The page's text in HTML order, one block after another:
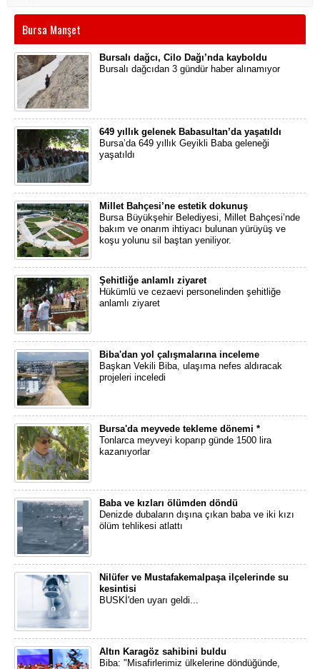
Bursa Manşet
Bursalı dağcı, Cilo Dağı’nda kayboldu
Bursalı dağcıdan 3 gündür haber alınamıyor
649 yıllık gelenek Babasultan’da yaşatıldı
Bursa’da 649 yıllık Geyikli Baba geleneği
yaşatıldı
Millet Bahçesi’ne estetik dokunuş
Bursa Büyükşehir Belediyesi, Millet Bahçesi’nde
bakım ve onarım ihtiyacı bulunan yürüyüş ve
koşu yolunu sil baştan yeniliyor.
Şehitliğe anlamlı ziyaret
Hükümlü ve cezaevi personelinden şehitliğe
anlamlı ziyaret
Biba'dan yol çalışmalarına inceleme
Başkan Vekili Biba, ulaşıma nefes aldıracak
projeleri inceledi
Bursa'da meyvede tekleme dönemi *
Tonlarca meyveyi koparıp günde 1500 lira
kazanıyorlar
Baba ve kızları ölümden döndü
Denizde dubaların dışına çıkan baba ve iki kızı
ölüm tehlikesi atlattı
Nilüfer ve Mustafakemalpaşa ilçelerinde su
kesintisi
BUSKİ'den uyarı geldi...
Altın Karagöz sahibini buldu
Biba: "Misafirlerimiz ülkelerine döndüğünde,